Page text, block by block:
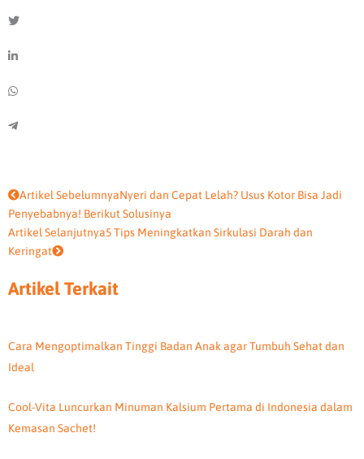
Prev
Artikel SebelumnyaNyeri dan Cepat Lelah? Usus Kotor Bisa Jadi
Penyebabnya! Berikut Solusinya
Artikel Selanjutnya5 Tips Meningkatkan Sirkulasi Darah dan
Keringat
Next
Artikel Terkait
Cara Mengoptimalkan Tinggi Badan Anak agar Tumbuh Sehat dan
Ideal
Cool-Vita Luncurkan Minuman Kalsium Pertama di Indonesia dalam
Kemasan Sachet!